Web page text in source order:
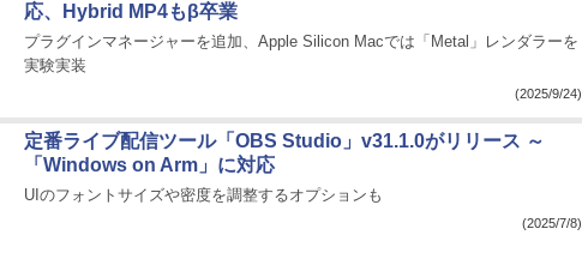
応、Hybrid MP4もβ卒業
プラグインマネージャーを追加、Apple Silicon Macでは「Metal」レンダラーを
実験実装
(2025/9/24)
定番ライブ配信ツール「OBS Studio」v31.1.0がリリース ～
「Windows on Arm」に対応
UIのフォントサイズや密度を調整するオプションも
(2025/7/8)